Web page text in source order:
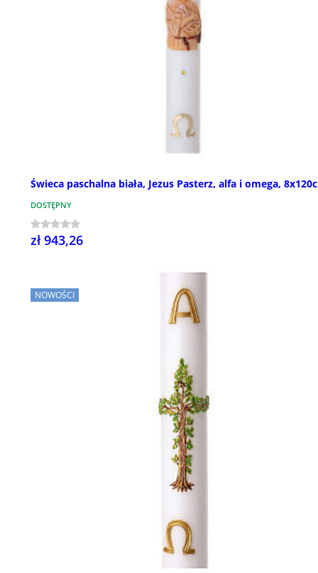
Świeca paschalna biała, Jezus Pasterz, alfa i omega,
DOSTĘPNY
zł 943,26
NOWOŚCI